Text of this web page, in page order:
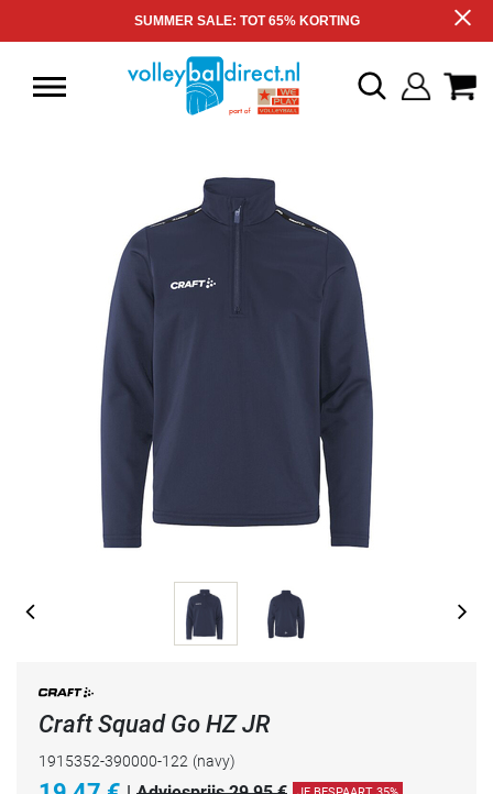
SUMMER SALE: TOT 65% KORTING
Craft Squad Go HZ JR
1915352-390000-122 (navy)